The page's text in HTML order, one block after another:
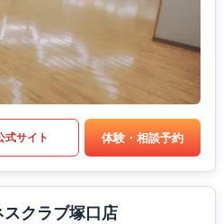
式サイト 体験・相談予約
クラブ塚口店